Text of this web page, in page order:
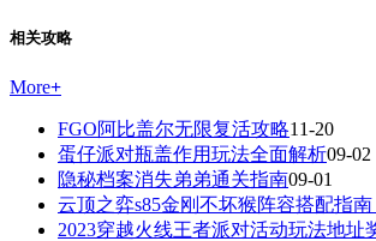
相关攻略
More+
FGO阿比盖尔无限复活攻略11-20
蛋仔派对瓶盖作用玩法全面解析09-02
隐秘档案消失弟弟通关指南09-01
云顶之弈s85金刚不坏猴阵容搭配指南
2023穿越火线王者派对活动玩法地址